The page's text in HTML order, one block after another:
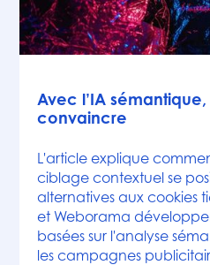
Avec l’IA
convaincre
L'article explique
ciblage contextuel se
alternatives aux cookies
et Weborama
basées sur l'analyse
les campagnes